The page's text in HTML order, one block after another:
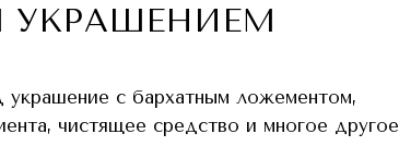
с бархатным ложементом,
чистящее средство и многое другое